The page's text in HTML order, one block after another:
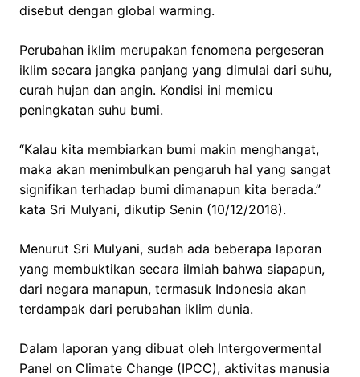
disebut dengan global warming.
Perubahan iklim merupakan fenomena pergeseran
iklim secara jangka panjang yang dimulai dari suhu,
curah hujan dan angin. Kondisi ini memicu
peningkatan suhu bumi.
“Kalau kita membiarkan bumi makin menghangat,
maka akan menimbulkan pengaruh hal yang sangat
signifikan terhadap bumi dimanapun kita berada.”
kata Sri Mulyani, dikutip Senin (10/12/2018).
Menurut Sri Mulyani, sudah ada beberapa laporan
yang membuktikan secara ilmiah bahwa siapapun,
dari negara manapun, termasuk Indonesia akan
terdampak dari perubahan iklim dunia.
Dalam laporan yang dibuat oleh Intergovermental
Panel on Climate Change (IPCC), aktivitas manusia